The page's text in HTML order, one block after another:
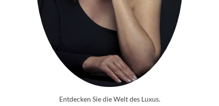
Entdecken Sie die Welt des Luxus.